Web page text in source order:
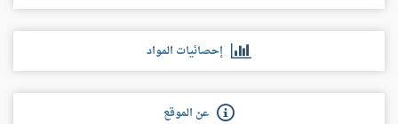
إحصائيات المواد
عن الموقع